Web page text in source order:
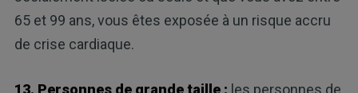
65 et 99 ans, vous êtes exposée à un risque accru
de crise cardiaque.